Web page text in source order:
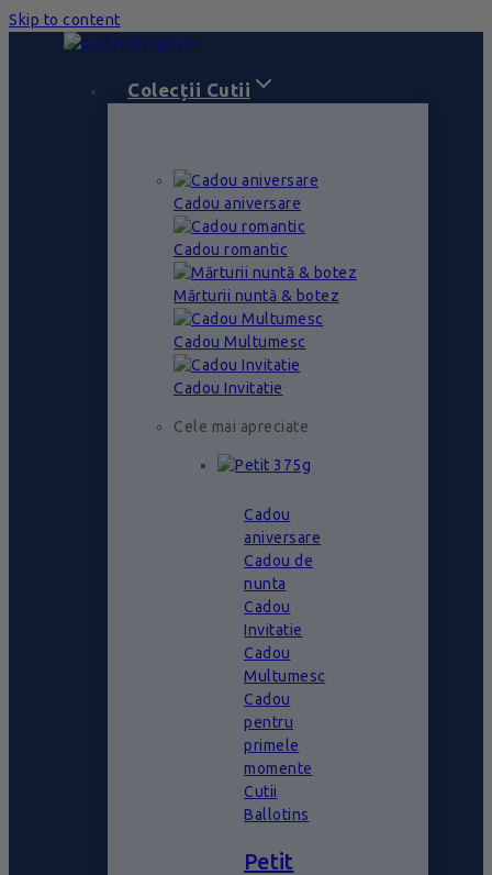
Skip to content
Colecții Cutii
Cadou aniversare
Cadou romantic
Mărturii nuntă & botez
Cadou Multumesc
Cadou Invitatie
Cele mai apreciate
Cadou
aniversare
Cadou de
nunta
Cadou
Invitatie
Cadou
Multumesc
Cadou
pentru
primele
momente
Cutii
Ballotins
Petit